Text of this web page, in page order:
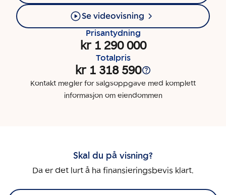
Se videovisning
Prisantydning
kr 1 290 000
Totalpris
kr 1 318 590
Kontakt megler for salgsoppgave med komplett
informasjon om eiendommen
Skal du på visning?
Da er det lurt å ha finansieringsbevis klart.